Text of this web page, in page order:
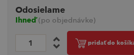
Odosielame
Ihneď(po objednávke)
pridať do